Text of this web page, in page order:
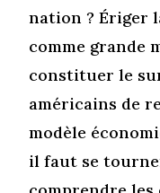
nation ? Ériger
comme grande
constituer le
américains de
modèle
il faut se